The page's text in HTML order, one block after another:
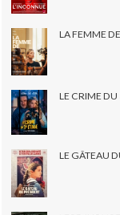
LA FEMME
LE CRIME
LE GÂTEAU